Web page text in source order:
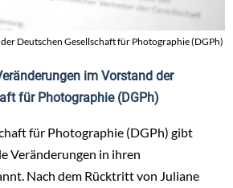
Deutschen Gesellschaft für Photographie (DGPh)
im Vorstand der
für Photographie (DGPh)
für Photographie (DGPh) gibt
Veränderungen in ihren
Nach dem Rücktritt von Juliane